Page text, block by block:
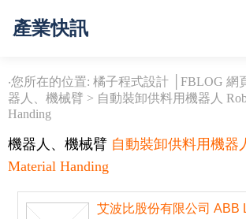
產業快訊
‧您所在的位置: 橘子程式設計 │FBLOG 網
器人、機械臂 > 自動裝卸供料用機器人
Handing
機器人、機械臂 自動裝卸供料用機器
Material Handing
艾波比股份有限公司 ABB